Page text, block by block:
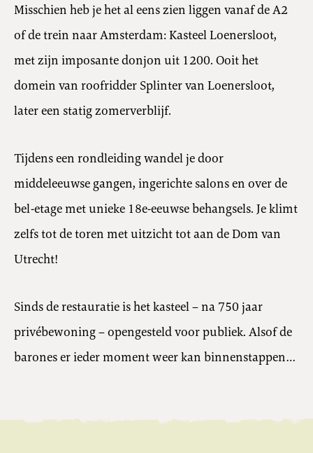
Misschien heb je het al eens zien liggen vanaf de A2
of de trein naar Amsterdam: Kasteel Loenersloot,
met zijn imposante donjon uit 1200. Ooit het
domein van roofridder Splinter van Loenersloot,
later een statig zomerverblijf.
Tijdens een rondleiding wandel je door
middeleeuwse gangen, ingerichte salons en over de
bel-etage met unieke 18e-eeuwse behangsels. Je klimt
zelfs tot de toren met uitzicht tot aan de Dom van
Utrecht!
Sinds de restauratie is het kasteel – na 750 jaar
privébewoning – opengesteld voor publiek. Alsof de
barones er ieder moment weer kan binnenstappen…